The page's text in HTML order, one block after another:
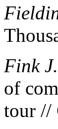
Fink J.
of
tour //